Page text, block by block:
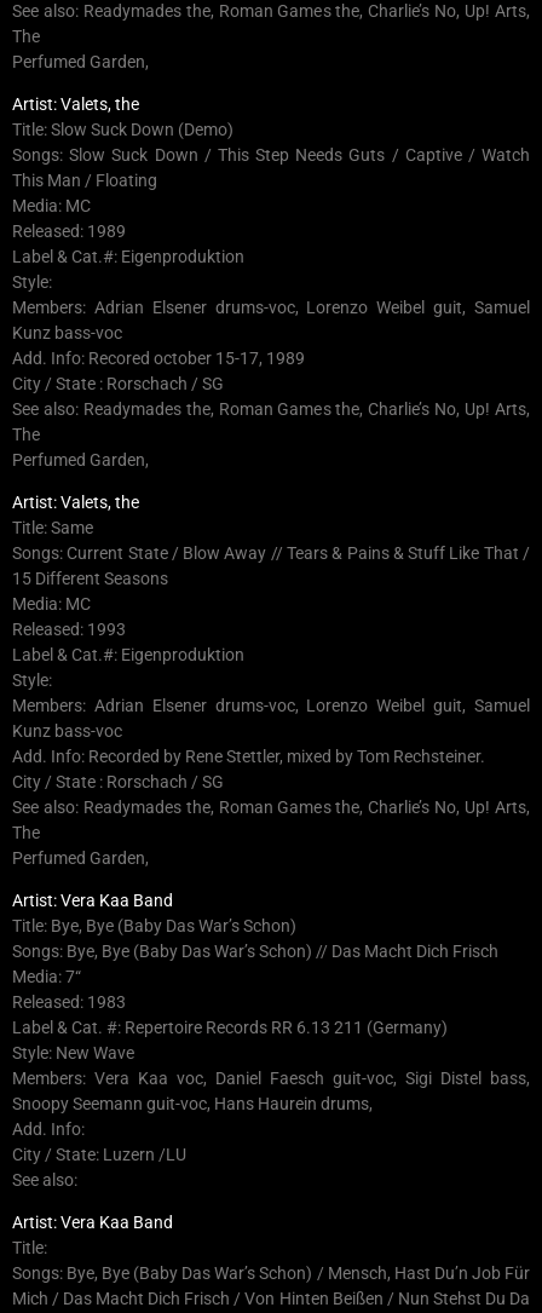
See also: Readymades the, Roman Games the, Charlie’s No, Up! Arts,
The
Perfumed Garden,
Artist: Valets, the
Title: Slow Suck Down (Demo)
Songs: Slow Suck Down / This Step Needs Guts / Captive / Watch
This Man / Floating
Media: MC
Released: 1989
Label & Cat.#: Eigenproduktion
Style:
Members: Adrian Elsener drums-voc, Lorenzo Weibel guit, Samuel
Kunz bass-voc
Add. Info: Recored october 15-17, 1989
City / State : Rorschach / SG
See also: Readymades the, Roman Games the, Charlie’s No, Up! Arts,
The
Perfumed Garden,
Artist: Valets, the
Title: Same
Songs: Current State / Blow Away // Tears & Pains & Stuff Like That /
15 Different Seasons
Media: MC
Released: 1993
Label & Cat.#: Eigenproduktion
Style:
Members: Adrian Elsener drums-voc, Lorenzo Weibel guit, Samuel
Kunz bass-voc
Add. Info: Recorded by Rene Stettler, mixed by Tom Rechsteiner.
City / State : Rorschach / SG
See also: Readymades the, Roman Games the, Charlie’s No, Up! Arts,
The
Perfumed Garden,
Artist: Vera Kaa Band
Title: Bye, Bye (Baby Das War’s Schon)
Songs: Bye, Bye (Baby Das War’s Schon) // Das Macht Dich Frisch
Media: 7“
Released: 1983
Label & Cat. #: Repertoire Records RR 6.13 211 (Germany)
Style: New Wave
Members: Vera Kaa voc, Daniel Faesch guit-voc, Sigi Distel bass,
Snoopy Seemann guit-voc, Hans Haurein drums,
Add. Info:
City / State: Luzern /LU
See also:
Artist: Vera Kaa Band
Title:
Songs: Bye, Bye (Baby Das War’s Schon) / Mensch, Hast Du’n Job Für
Mich / Das Macht Dich Frisch / Von Hinten Beißen / Nun Stehst Du Da